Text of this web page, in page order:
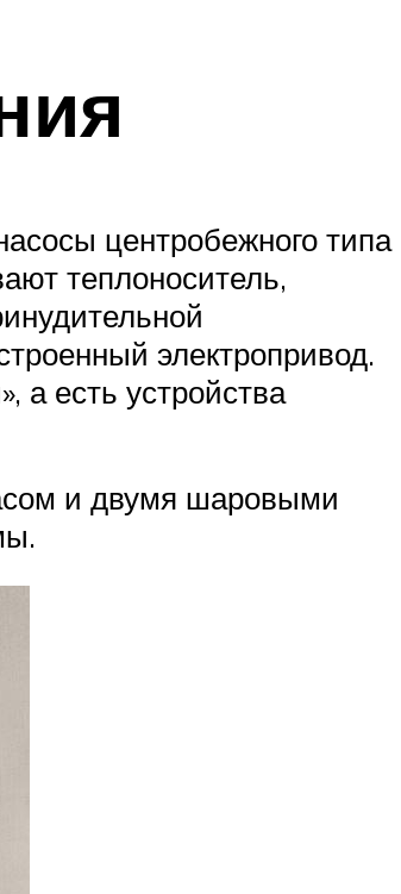
центробежного типа
теплоноситель,
электропривод.
а есть устройства
и двумя шаровыми